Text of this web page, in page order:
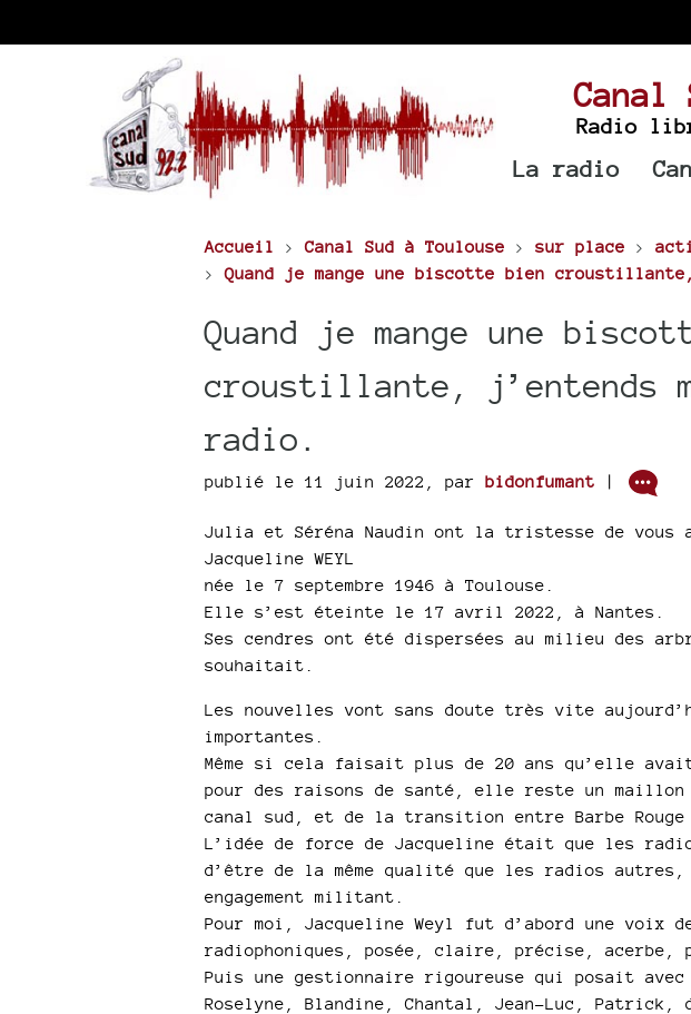
Canal
Radio
La radio
Accueil >Canal Sud à Toulouse > sur place >
>Quand je mange une biscotte bien
Quand je mange une
croustillante, j’entends
radio.
publié le 11 juin 2022 par bidonfumant |
Julia et Séréna Naudin ont la tristesse de vous
Jacqueline WEYL
née le 7 septembre 1946 à Toulouse.
Elle s’est éteinte le 17 avril 2022, à Nantes.
Ses cendres ont été dispersées au milieu des
souhaitait.
Les nouvelles vont sans doute très vite
importantes.
Même si cela faisait plus de 20 ans qu’elle
pour des raisons de santé, elle reste un
canal sud, et de la transition entre Barbe Rouge
L’idée de force de Jacqueline était que les
d’être de la même qualité que les radios autres,
engagement militant.
Pour moi, Jacqueline Weyl fut d’abord une voix
radiophoniques, posée, claire, précise, acerbe,
Puis une gestionnaire rigoureuse qui posait
Roselyne, Blandine, Chantal, Jean-Luc, Patrick,